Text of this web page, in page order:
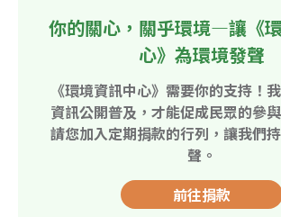
你的關心，關乎環境—讓《
心》為環境發聲
《環境資訊中心》需要你的支持！
資訊公開普及，才能促成民眾的參
請您加入定期捐款的行列，讓我們
聲。
前往捐款